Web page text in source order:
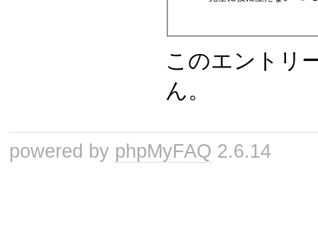
このエントリ
ん。
powered by phpMyFAQ 2.6.14